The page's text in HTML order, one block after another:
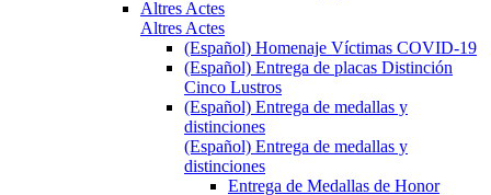
Altres Actes
Altres Actes
(Español) Homenaje Víctimas COVID-19
(Español) Entrega de placas Distinción
Cinco Lustros
(Español) Entrega de medallas y
distinciones
(Español) Entrega de medallas y
distinciones
Entrega de Medallas de Honor